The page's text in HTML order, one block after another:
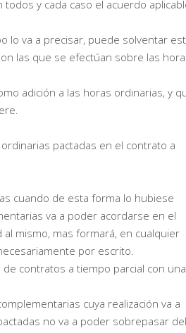
y cada caso el acuerdo
lo va a precisar, puede solventar
las que se efectúan sobre las
adición a las horas ordinarias, y
pactadas en el contrato a
cuando de esta forma lo hubiese
va a poder acordarse en el
mismo, mas formará, en cualquier
por escrito.
contratos a tiempo parcial con una
cuya realización va a
no va a poder sobrepasar del